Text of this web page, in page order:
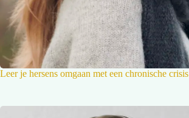
Leer je hersens omgaan met een chronische crisis